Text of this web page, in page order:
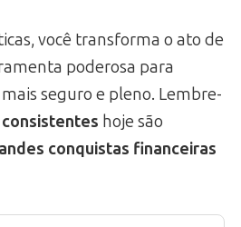
você transforma o ato de
poderosa para
seguro e pleno. Lembre-
hoje são
conquistas financeiras